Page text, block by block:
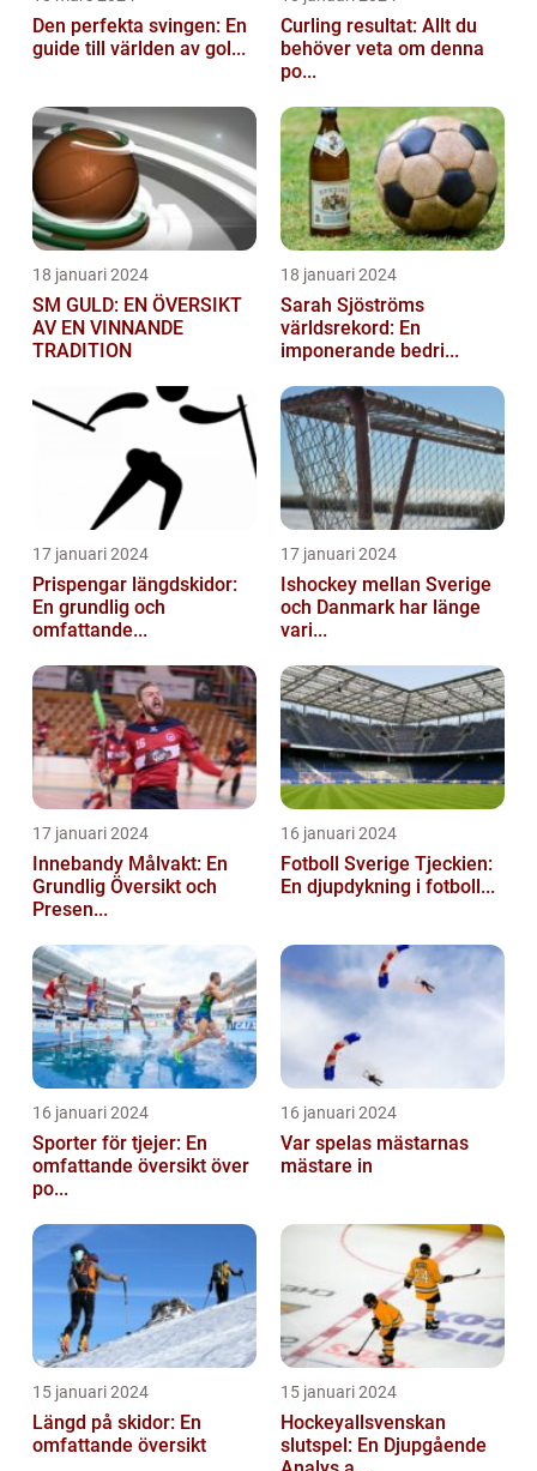
Den perfekta svingen: En
guide till världen av gol...
Curling resultat: Allt du
behöver veta om denna
po...
18 januari 2024
SM GULD: EN ÖVERSIKT
AV EN VINNANDE
TRADITION
18 januari 2024
Sarah Sjöströms
världsrekord: En
imponerande bedri...
17 januari 2024
Prispengar längdskidor:
En grundlig och
omfattande...
17 januari 2024
Ishockey mellan Sverige
och Danmark har länge
vari...
17 januari 2024
Innebandy Målvakt: En
Grundlig Översikt och
Presen...
16 januari 2024
Fotboll Sverige Tjeckien:
En djupdykning i fotboll...
16 januari 2024
Sporter för tjejer: En
omfattande översikt över
po...
16 januari 2024
Var spelas mästarnas
mästare in
15 januari 2024
Längd på skidor: En
omfattande översikt
15 januari 2024
Hockeyallsvenskan
slutspel: En Djupgående